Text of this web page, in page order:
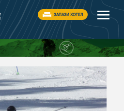
ЗАПАЗИ ХОТЕЛ